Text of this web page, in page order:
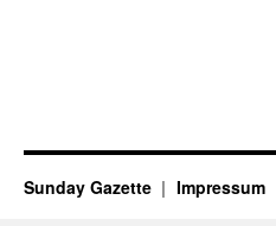
Sunday Gazette Impressum